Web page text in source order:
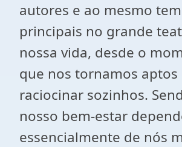
autores e ao mesmo
principais no grande
nossa vida, desde o
que nos tornamos aptos
raciocinar sozinhos.
nosso bem-estar
essencialmente de nós